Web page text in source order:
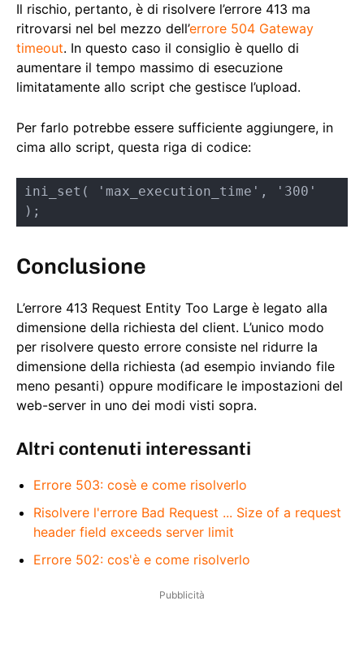
Il rischio, pertanto, è di risolvere l’errore 413 ma
ritrovarsi nel bel mezzo dell’errore 504 Gateway
timeout. In questo caso il consiglio è quello di
aumentare il tempo massimo di esecuzione
limitatamente allo script che gestisce l’upload.
Per farlo potrebbe essere sufficiente aggiungere, in
cima allo script, questa riga di codice:
ini_set( 'max_execution_time', '300'
);
Conclusione
L’errore 413 Request Entity Too Large è legato alla
dimensione della richiesta del client. L’unico modo
per risolvere questo errore consiste nel ridurre la
dimensione della richiesta (ad esempio inviando file
meno pesanti) oppure modificare le impostazioni del
web-server in uno dei modi visti sopra.
Altri contenuti interessanti
Errore 503: cosè e come risolverlo
Risolvere l'errore Bad Request ... Size of a request
header field exceeds server limit
Errore 502: cos'è e come risolverlo
Pubblicità